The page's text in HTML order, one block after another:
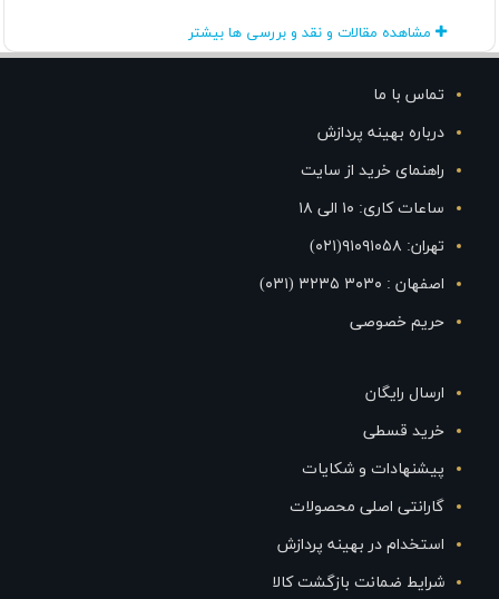
مشاهده مقالات و نقد و بررسی ها بیشتر
تماس با ما
درباره بهینه پردازش
راهنمای خرید از سایت
ساعات کاری: ۱۰ الی ۱۸
تهران: ۹۱۰۹۱۰۵۸(۰۲۱)
اصفهان : ۳۰۳۰ ۳۲۳۵ (۰۳۱)
حریم خصوصی
ارسال رایگان
خرید قسطی
پیشنهادات و شکایات
گارانتی اصلی محصولات
استخدام در بهینه پردازش
شرایط ضمانت بازگشت کالا